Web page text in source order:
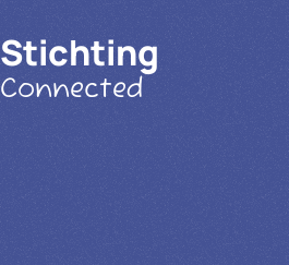
Stichting
Connected